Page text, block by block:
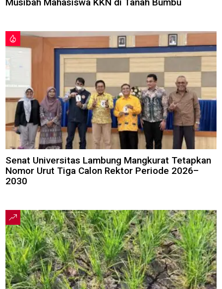
Senat Universitas Lambung Mangkurat Tetapkan
Nomor Urut Tiga Calon Rektor Periode 2026–
2030